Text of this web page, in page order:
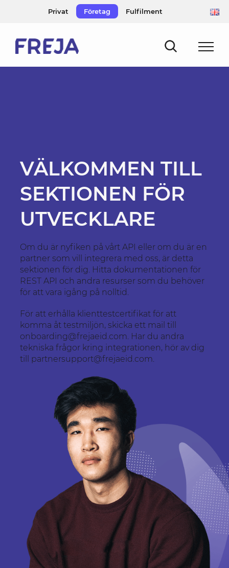
Privat Företag Fulfilment
VÄLKOMMEN TILL
SEKTIONEN FÖR
UTVECKLARE
Om du är nyfiken på vårt API eller om du är en
partner som vill integrera med oss, är detta
sektionen för dig. Hitta dokumentationen för
REST API och andra resurser som du behöver
för att vara igång på nolltid.
För att erhålla klienttestcertifikat för att
komma åt testmiljön, skicka ett mail till
onboarding@frejaeid.com. Har du andra
tekniska frågor kring integrationen, hör av dig
till partnersupport@frejaeid.com.